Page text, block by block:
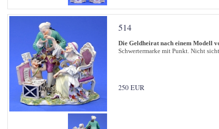
514
Die Geldheirat nach einem Modell
Schwertermarke mit Punkt. Nicht
250 EUR